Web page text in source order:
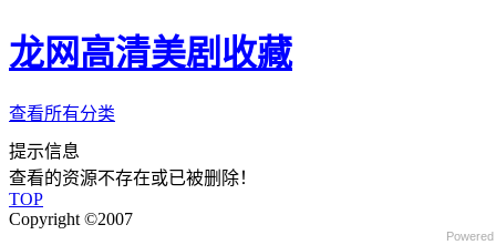
龙网高清美剧收藏
查看所有分类
提示信息
查看的资源不存在或已被删除！
TOP
Copyright ©2007